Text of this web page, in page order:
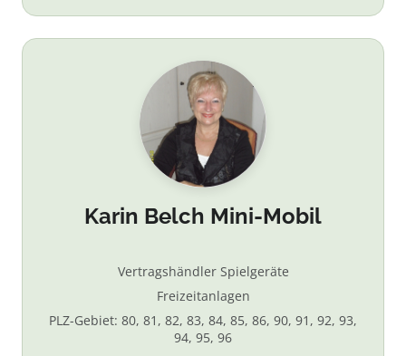
Karin Belch Mini-Mobil
Vertragshändler Spielgeräte
Freizeitanlagen
PLZ-Gebiet: 80, 81, 82, 83, 84, 85, 86, 90, 91, 92, 93,
94, 95, 96